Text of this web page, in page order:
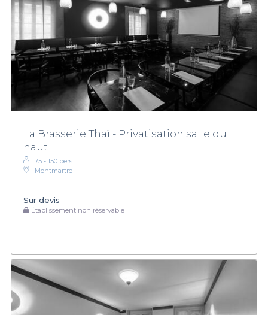
La Brasserie Thaï - Privatisation salle du
haut
75 - 150 pers.
Montmartre
Sur devis
Établissement non réservable